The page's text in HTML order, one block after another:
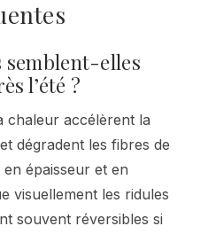
semblent-elles
l’été ?
chaleur accélèrent la
dégradent les fibres de
épaisseur et en
visuellement les ridules
souvent réversibles si